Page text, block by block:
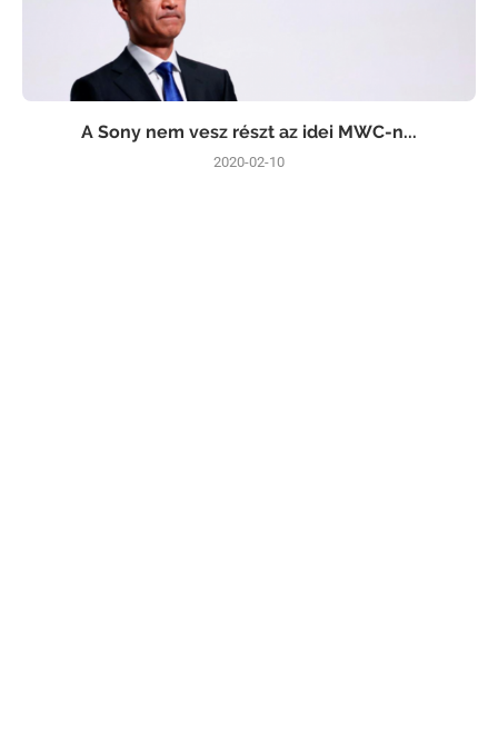
A Sony nem vesz részt az idei MWC-n...
2020-02-10